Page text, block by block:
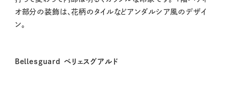
オ部分の装飾は、花柄のタイルなどアンダルシア風のデザイ
ン。
Bellesguard ベリェスグアルド